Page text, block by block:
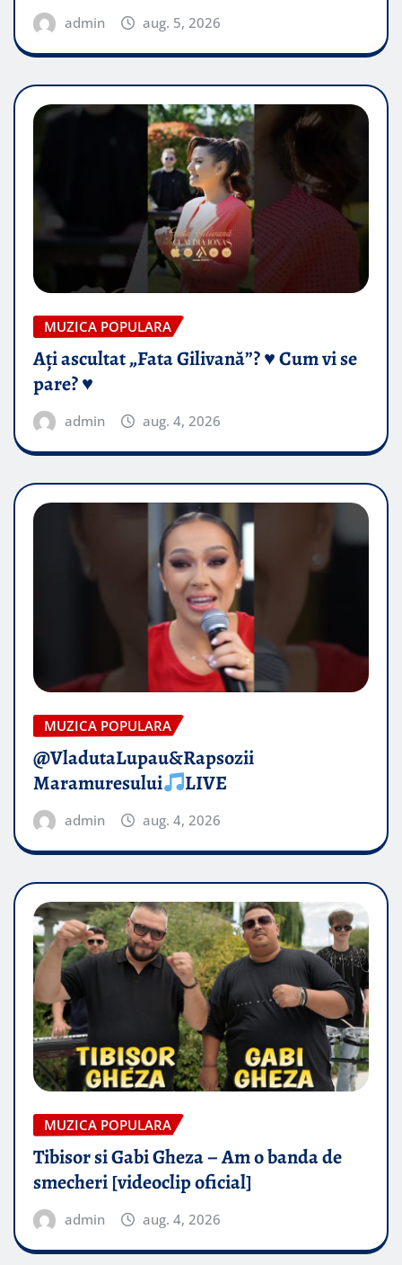
admin aug. 5, 2026
MUZICA POPULARA
Ați ascultat „Fata Gilivană”? ♥️ Cum vi se
pare? ♥️
admin aug. 4, 2026
MUZICA POPULARA
@VladutaLupau&Rapsozii
Maramuresului
LIVE
admin aug. 4, 2026
MUZICA POPULARA
Tibisor si Gabi Gheza – Am o banda de
smecheri [videoclip oficial]
admin aug. 4, 2026